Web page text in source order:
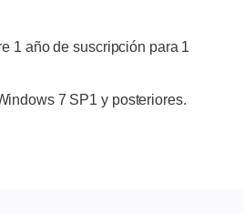
1 año de suscripción para 1
7 SP1 y posteriores.